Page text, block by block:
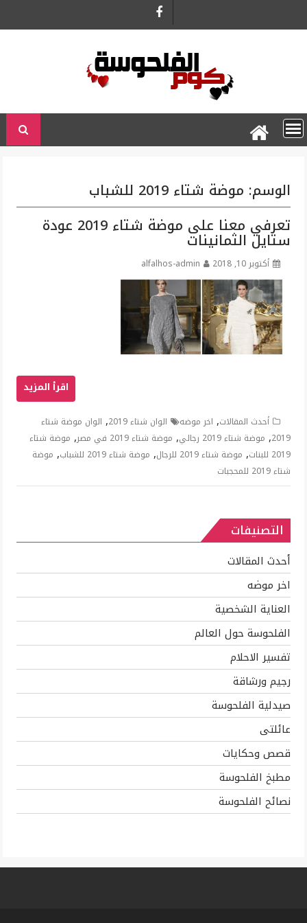
الوسم: موضة شتاء 2019 للشباب
تعرفي معنا على موضة شتاء 2019 عودة
ستايل الثمانينات
أكتوبر 10, 2018 alfalhos-admin
أحدث المقالات, اخر موضه الوان شتاء 2019 , الوان موضة شتاء
2019
, موضة شتاء 2019 رجالي , موضة شتاء 2019 في مصر , موضة شتاء
2019 للبنات
, موضة شتاء 2019 للرجال , موضة شتاء 2019 للشباب , موضة
شتاء 2019 للمحجبات
التصنيفات
أحدث المقالات
اخر موضه
العناية الشخصية
الفلحوسة حول العالم
تفسير الاحلام
رجيم ورشاقة
صيدلية الفلحوسة
عائلتى
قصص وحكايات
مطبخ الفلحوسة
نصائح الفلحوسة